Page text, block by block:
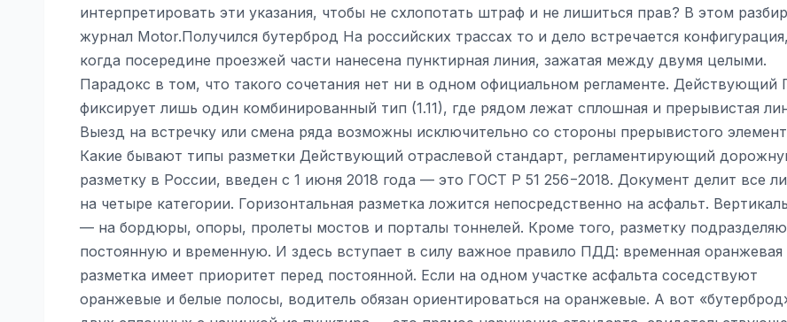
интерпретировать эти указания, чтобы не схлопотать штраф и не лишиться прав? В этом
журнал Motor.Получился бутерброд На российских трассах то и дело встречается конфигурация,
когда посередине проезжей части нанесена пунктирная линия, зажатая между двумя целыми.
Парадокс в том, что такого сочетания нет ни в одном официальном регламенте. Действующий
фиксирует лишь один комбинированный тип (1.11), где рядом лежат сплошная и прерывистая
Выезд на встречку или смена ряда возможны исключительно со стороны прерывистого
Какие бывают типы разметки Действующий отраслевой стандарт, регламентирующий
разметку в России, введен с 1 июня 2018 года — это ГОСТ Р 51 256−2018. Документ делит все
на четыре категории. Горизонтальная разметка ложится непосредственно на асфальт.
— на бордюры, опоры, пролеты мостов и порталы тоннелей. Кроме того, разметку
постоянную и временную. И здесь вступает в силу важное правило ПДД: временная оранжевая
разметка имеет приоритет перед постоянной. Если на одном участке асфальта соседствуют
оранжевые и белые полосы, водитель обязан ориентироваться на оранжевые. А вот